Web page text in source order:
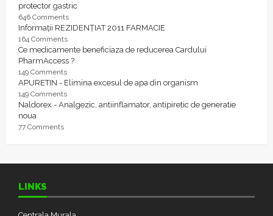
protector gastric
646 Comments
Informații REZIDENȚIAT 2011 FARMACIE
164 Comments
Ce medicamente beneficiaza de reducerea Cardului
PharmAccess ?
149 Comments
APURETIN - Elimina excesul de apa din organism
149 Comments
Naldorex - Analgezic, antiinflamator, antipiretic de generatie
noua
77 Comments
LINKS